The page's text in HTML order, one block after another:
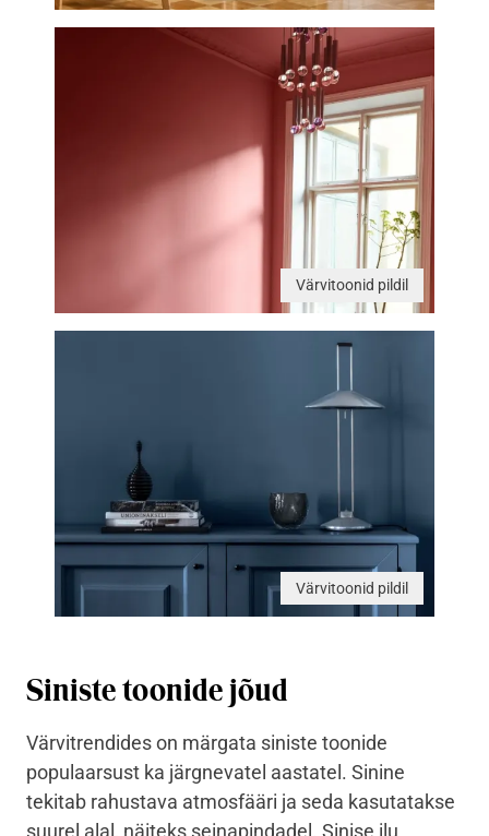
Värvitoonid pildil
Värvitoonid pildil
Siniste toonide jõud
Värvitrendides on märgata siniste toonide
populaarsust ka järgnevatel aastatel. Sinine
tekitab rahustava atmosfääri ja seda kasutatakse
suurel alal, näiteks seinapindadel. Sinise ilu